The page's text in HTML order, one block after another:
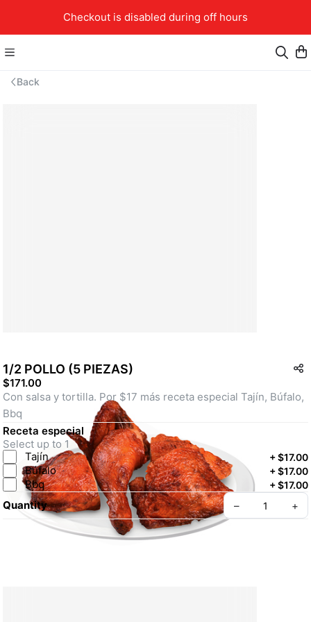
Checkout is disabled during off hours
Back
1/2 POLLO (5 PIEZAS)
$171.00
Con salsa y tortilla. Por $17 más receta especial Tajín, Búfalo,
Bbq
Receta especial
Select up to 1
Tajín
+$17.00
Búfalo +$17.00
Bbq +$17.00
Quantity – +